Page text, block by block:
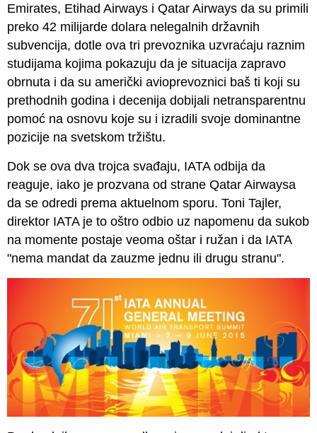
Emirates, Etihad Airways i Qatar Airways da su primili
preko 42 milijarde dolara nelegalnih državnih
subvencija, dotle ova tri prevoznika uzvraćaju raznim
studijama kojima pokazuju da je situacija zapravo
obrnuta i da su američki avioprevoznici baš ti koji su
prethodnih godina i decenija dobijali netransparentnu
pomoć na osnovu koje su i izradili svoje dominantne
pozicije na svetskom tržištu.
Dok se ova dva trojca svađaju, IATA odbija da
reaguje, iako je prozvana od strane Qatar Airwaysa
da se odredi prema aktuelnom sporu. Toni Tajler,
direktor IATA je to oštro odbio uz napomenu da sukob
na momente postaje veoma oštar i ružan i da IATA
"nema mandat da zauzme jednu ili drugu stranu".